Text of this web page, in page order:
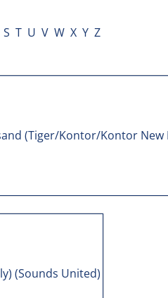
S T U V W X Y Z